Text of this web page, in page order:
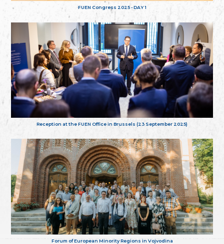
FUEN Congress 2025 - DAY 1
Reception at the FUEN Office in Brussels (23 September 2025)
Forum of European Minority Regions in Vojvodina